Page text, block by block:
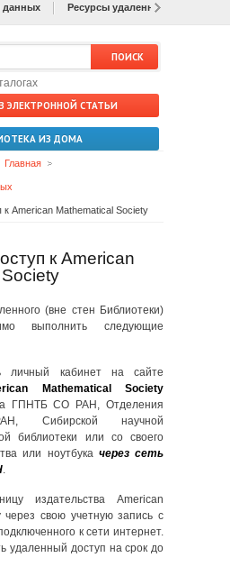
данных Ресурсы удаленного доступа
ЭЛЕКТРОННОЙ СТАТЬИ
ИЗ ДОМА
Главная
к American Mathematical Society
к American
(вне стен Библиотеки)
выполнить следующие
личный кабинет на сайте
Mathematical Society
ГПНТБ СО РАН, Отделения
Сибирской научной
библиотеки или со своего
или ноутбука через сеть
.
издательства American
через свою учетную запись с
к сети интернет.
удаленный доступ на срок до